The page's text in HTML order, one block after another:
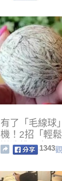
有了「毛線球
機！2招「輕
送洗錢全省了
1343